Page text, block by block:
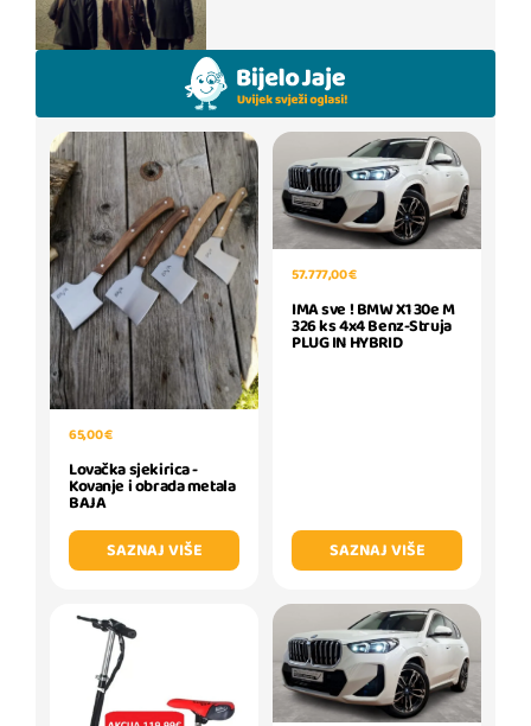
65,00 €
Lovačka sjekirica -
Kovanje i obrada metala
BAJA
SAZNAJ VIŠE
57.777,00 €
IMA sve ! BMW X1 30e M
326 ks 4x4 Benz-Struja
PLUG IN HYBRID
SAZNAJ VIŠE